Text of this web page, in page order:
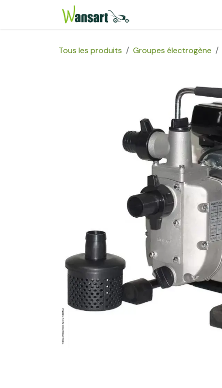
Se rendre au contenu
Tous les produits Groupes électrogène